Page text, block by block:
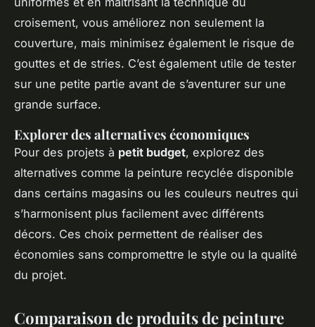
croisement, vous améliorez non seulement la
couverture, mais minimisez également le risque de
gouttes et de stries. C’est également utile de tester
sur une petite partie avant de s’aventurer sur une
grande surface.
Explorer des alternatives économiques
Pour des projets à petit budget, explorez des
alternatives comme la peinture recyclée disponible
dans certains magasins ou les couleurs neutres qui
s’harmonisent plus facilement avec différents
décors. Ces choix permettent de réaliser des
économies sans compromettre le style ou la qualité
du projet.
Comparaison de produits de peinture